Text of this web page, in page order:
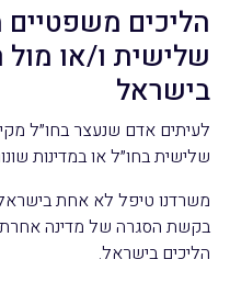
הליכים משפטיים
שלישית ו/או מול
בישראל
לעיתים אדם שנעצר בחו״ל
שלישית בחו״ל או במדינות
משרדנו טיפל לא אחת
בקשת הסגרה של מדינה אחרת
הליכים בישראל.